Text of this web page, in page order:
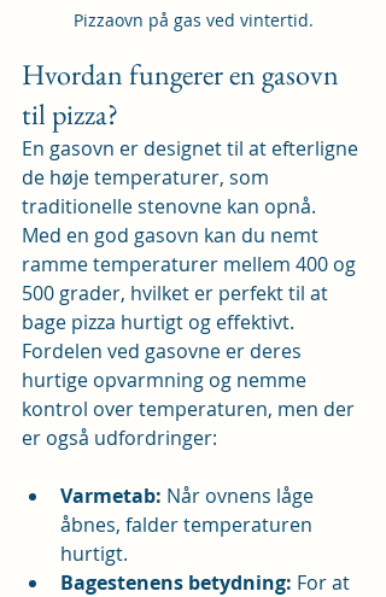
Pizzaovn på gas ved vintertid.
Hvordan fungerer en gasovn
til pizza?
En gasovn er designet til at efterligne
de høje temperaturer, som
traditionelle stenovne kan opnå.
Med en god gasovn kan du nemt
ramme temperaturer mellem 400 og
500 grader, hvilket er perfekt til at
bage pizza hurtigt og effektivt.
Fordelen ved gasovne er deres
hurtige opvarmning og nemme
kontrol over temperaturen, men der
er også udfordringer:
Varmetab: Når ovnens låge
åbnes, falder temperaturen
hurtigt.
Bagestenens betydning: For at